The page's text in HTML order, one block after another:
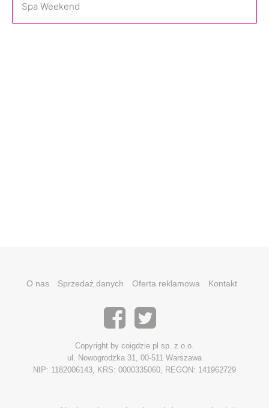
Spa Weekend
O nas Sprzedaż danych Oferta reklamowa Kontakt
Copyright by coigdzie.pl sp. z o.o.
ul. Nowogrodzka 31, 00-511 Warszawa
NIP: 1182006143, KRS: 0000335060, REGON: 141962729